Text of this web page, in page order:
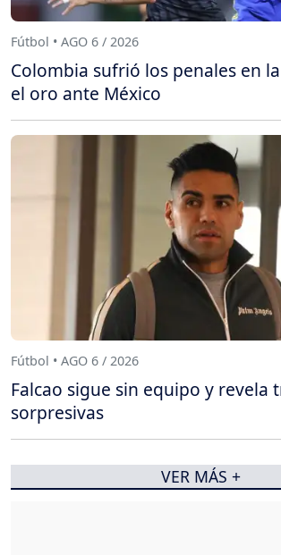
Fútbol • AGO 6 / 2026
Colombia sufrió los penales en
el oro ante México
Fútbol • AGO 6 / 2026
Falcao sigue sin equipo y revela
sorpresivas
VER MÁS +